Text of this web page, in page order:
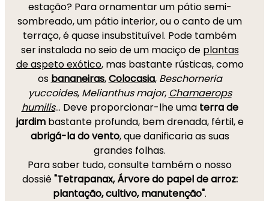
estação? Para ornamentar um pátio semi-
sombreado, um pátio interior, ou o canto de um
terraço, é quase insubstituível. Pode também
ser instalada no seio de um maciço de plantas
de aspeto exótico, mas bastante rústicas, como
os bananeiras,Colocasia, Beschorneria
yuccoides, Melianthus major, Chamaerops
humilis... Deve proporcionar-lhe uma terra de
jardimbastante profunda, bem drenada, fértil, e
abrigá-la do vento, que danificaria as suas
grandes folhas.
Para saber tudo, consulte também o nosso
dossiê"Tetrapanax, Árvore do papel de arroz:
plantação, cultivo, manutenção".